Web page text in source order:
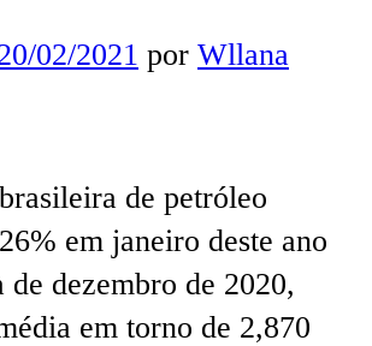
02/2021 por Wllana
de petróleo
em janeiro deste ano
de dezembro de 2020,
em torno de 2,870